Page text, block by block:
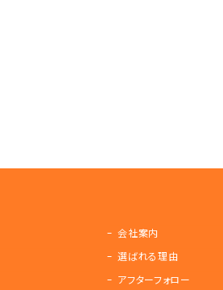
会社案内
選ばれる理由
アフターフォロー